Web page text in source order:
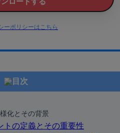
ーポリシーはこちら
目次
化とその背景
トの定義とその重要性